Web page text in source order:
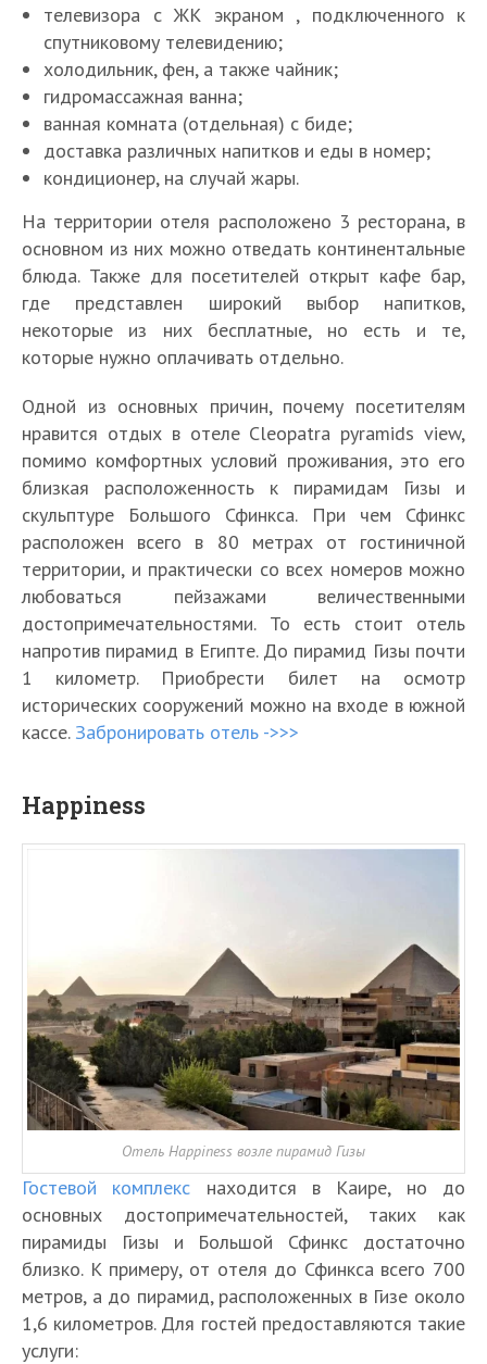
телевизора с ЖК экраном , подключенного к
спутниковому телевидению;
холодильник, фен, а также чайник;
гидромассажная ванна;
ванная комната (отдельная) с биде;
доставка различных напитков и еды в номер;
кондиционер, на случай жары.
На территории отеля расположено 3 ресторана, в
основном из них можно отведать континентальные
блюда. Также для посетителей открыт кафе бар,
где представлен широкий выбор напитков,
некоторые из них бесплатные, но есть и те,
которые нужно оплачивать отдельно.
Одной из основных причин, почему посетителям
нравится отдых в отеле Cleopatra pyramids view,
помимо комфортных условий проживания, это его
близкая расположенность к пирамидам Гизы и
скульптуре Большого Сфинкса. При чем Сфинкс
расположен всего в 80 метрах от гостиничной
территории, и практически со всех номеров можно
любоваться пейзажами величественными
достопримечательностями. То есть стоит отель
напротив пирамид в Египте. До пирамид Гизы почти
1 километр. Приобрести билет на осмотр
исторических сооружений можно на входе в южной
кассе. Забронировать отель ->>>
Happiness
Отель Happiness возле пирамид Гизы
Гостевой комплекс находится в Каире, но до
основных достопримечательностей, таких как
пирамиды Гизы и Большой Сфинкс достаточно
близко. К примеру, от отеля до Сфинкса всего 700
метров, а до пирамид, расположенных в Гизе около
1,6 километров. Для гостей предоставляются такие
услуги: